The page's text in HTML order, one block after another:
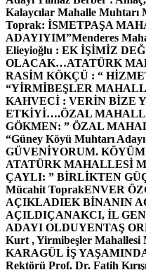
Kalaycılar Mahalle Muhtarı
Toprak: İSMETPAŞA
ADAYIYIM”Menderes
Elieyioğlu : EK İŞİMİZ
OLACAK…ATATÜRK
RASİM KÖKÇÜ : “
“YİRMİBEŞLER
KAHVECİ : VERİN BİZE
ETKİYİ….ÖZAL
GÖKMEN: ” ÖZAL
“Güney Köyü Muhtarı
GÜVENİYORUM.
ATATÜRK MAHALLESİ
ÇAYLI: ” BİRLİKTEN
Mücahit ToprakENVER
AÇIKLADIEK BİNANIN
AÇILDIÇANAKCI, İL
ADAYI OLDUYENTAŞ
Kurt , Yirmibeşler Mahallesi
KARAGÜL İŞ
Rektörü Prof. Dr. Fatih